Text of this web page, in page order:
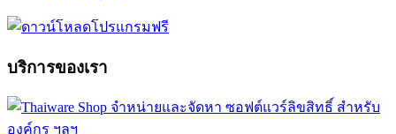
บริการของเรา